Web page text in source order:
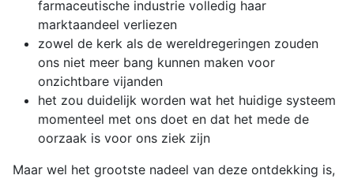
farmaceutische industrie volledig haar
marktaandeel verliezen
zowel de kerk als de wereldregeringen zouden
ons niet meer bang kunnen maken voor
onzichtbare vijanden
het zou duidelijk worden wat het huidige systeem
momenteel met ons doet en dat het mede de
oorzaak is voor ons ziek zijn
Maar wel het grootste nadeel van deze ontdekking is,